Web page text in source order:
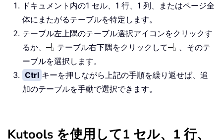
ドキュメント内の1 セル、1 行、1 列、またはページ全
体にまたがるテーブルを特定します。
テーブル左上隅のテーブル選択アイコンをクリックす
るか、
テーブル右下隅をクリックして
、そのテ
ーブルを選択します。
Ctrl キーを押しながら上記の手順を繰り返せば、追
加のテーブルを手動で選択できます。
Kutools を使用して1 セル、1 行、